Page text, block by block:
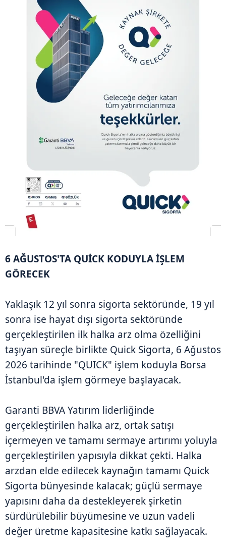
6 AĞUSTOS'TA QUİCK KODUYLA İŞLEM
GÖRECEK
Yaklaşık 12 yıl sonra sigorta sektöründe, 19 yıl
sonra ise hayat dışı sigorta sektöründe
gerçekleştirilen ilk halka arz olma özelliğini
taşıyan süreçle birlikte Quick Sigorta, 6 Ağustos
2026 tarihinde "QUICK" işlem koduyla Borsa
İstanbul'da işlem görmeye başlayacak.
Garanti BBVA Yatırım liderliğinde
gerçekleştirilen halka arz, ortak satışı
içermeyen ve tamamı sermaye artırımı yoluyla
gerçekleştirilen yapısıyla dikkat çekti. Halka
arzdan elde edilecek kaynağın tamamı Quick
Sigorta bünyesinde kalacak; güçlü sermaye
yapısını daha da destekleyerek şirketin
sürdürülebilir büyümesine ve uzun vadeli
değer üretme kapasitesine katkı sağlayacak.